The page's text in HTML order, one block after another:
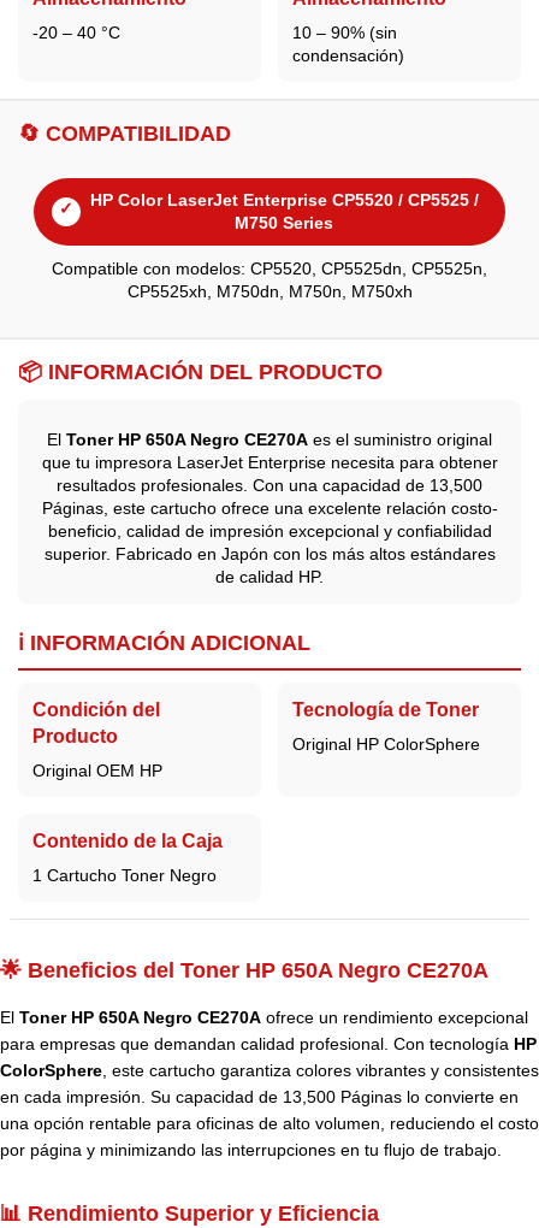
-20 – 40 °C
10 – 90% (sin
condensación)
🔄 COMPATIBILIDAD
✓
HP Color LaserJet Enterprise CP5520 / CP5525 /
M750 Series
Compatible con modelos: CP5520, CP5525dn, CP5525n,
CP5525xh, M750dn, M750n, M750xh
📦 INFORMACIÓN DEL PRODUCTO
El Toner HP 650A Negro CE270A es el suministro original
que tu impresora LaserJet Enterprise necesita para obtener
resultados profesionales. Con una capacidad de 13,500
Páginas, este cartucho ofrece una excelente relación costo-
beneficio, calidad de impresión excepcional y confiabilidad
superior. Fabricado en Japón con los más altos estándares
de calidad HP.
ℹ️ INFORMACIÓN ADICIONAL
Condición del
Producto
Original OEM HP
Tecnología de Toner
Original HP ColorSphere
Contenido de la Caja
1 Cartucho Toner Negro
🌟 Beneficios del Toner HP 650A Negro CE270A
El Toner HP 650A Negro CE270A ofrece un rendimiento excepcional
para empresas que demandan calidad profesional. Con tecnología HP
ColorSphere, este cartucho garantiza colores vibrantes y consistentes
en cada impresión. Su capacidad de 13,500 Páginas lo convierte en
una opción rentable para oficinas de alto volumen, reduciendo el costo
por página y minimizando las interrupciones en tu flujo de trabajo.
📊 Rendimiento Superior y Eficiencia